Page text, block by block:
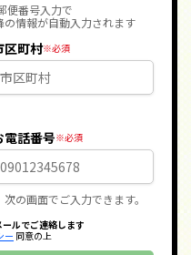
便番号入力で
の情報が自動入力されます
区町村
電話番号
の画面でご入力できます。
ルでご連絡します
ー 同意の上